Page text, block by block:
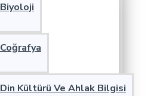
Biyoloji
Coğrafya
Din Kültürü Ve Ahlak Bilgisi